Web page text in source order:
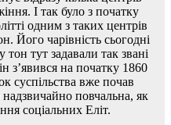
І так було з початку
одним з таких центрів
Його чарівність сьогодні
тут задавали так звані
з’явився на початку 1860
суспільства вже почав
надзвичайно повчальна, як
соціальних Еліт.